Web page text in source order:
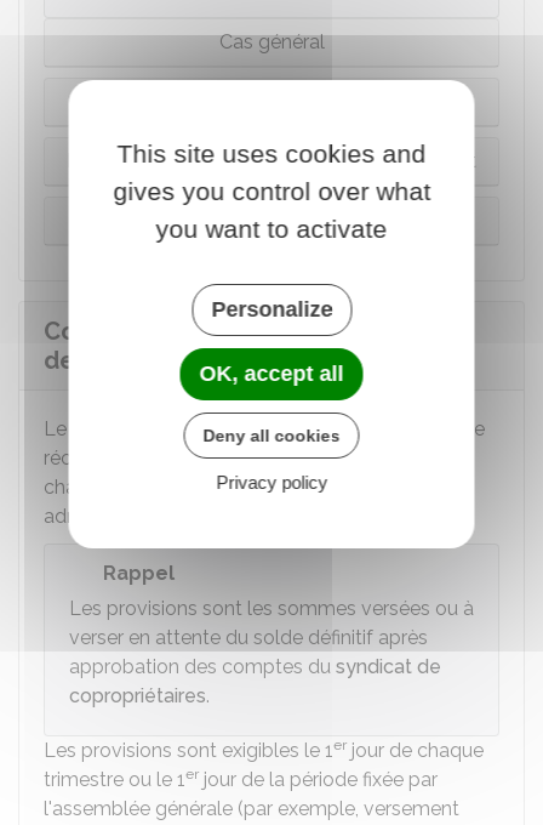
Cas général
En cas de démembrement de propriété du lot
En cas d'indivision
Comment sont perçues les charges
de copropriété ?
Le vote annuel du budget prévisionnel permet de
réclamer aux copropriétaires des provisions sur
charges. Le syndic établit des appels de fonds
adressés à chaque copropriétaire.
Rappel
Les provisions sont les sommes versées ou à
verser en attente du solde définitif après
approbation des comptes du syndicat de
copropriétaires.
Les provisions sont exigibles le 1er jour de chaque
trimestre ou le 1er jour de la période fixée par
l'assemblée générale (par exemple, versement
This site uses cookies and
gives you control over what
you want to activate
Personalize
OK, accept all
Deny all cookies
Privacy policy